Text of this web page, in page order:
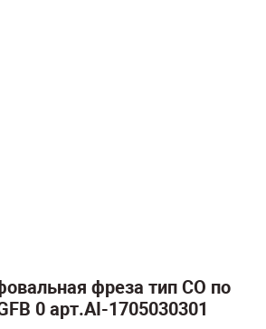
фреза тип СО по
0 арт.AI-1705030301